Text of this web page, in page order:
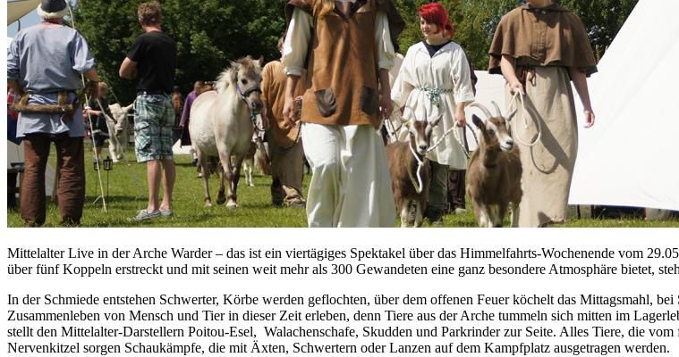
Mittelalter Live in der Arche Warder – das ist ein viertägiges Spektakel über das Himmelfahrts-Wochenende vom
über fünf Koppeln erstreckt und mit seinen weit mehr als 300 Gewandeten eine ganz besondere Atmosphäre bietet,
In der Schmiede entstehen Schwerter, Körbe werden geflochten, über dem offenen Feuer köchelt das Mittagsmahl,
Zusammenleben von Mensch und Tier in dieser Zeit erleben, denn Tiere aus der Arche tummeln sich mitten im
stellt den Mittelalter-Darstellern Poitou-Esel, Walachenschafe, Skudden und Parkrinder zur Seite. Alles Tiere, die
Nervenkitzel sorgen Schaukämpfe, die mit Äxten, Schwertern oder Lanzen auf dem Kampfplatz ausgetragen werden.